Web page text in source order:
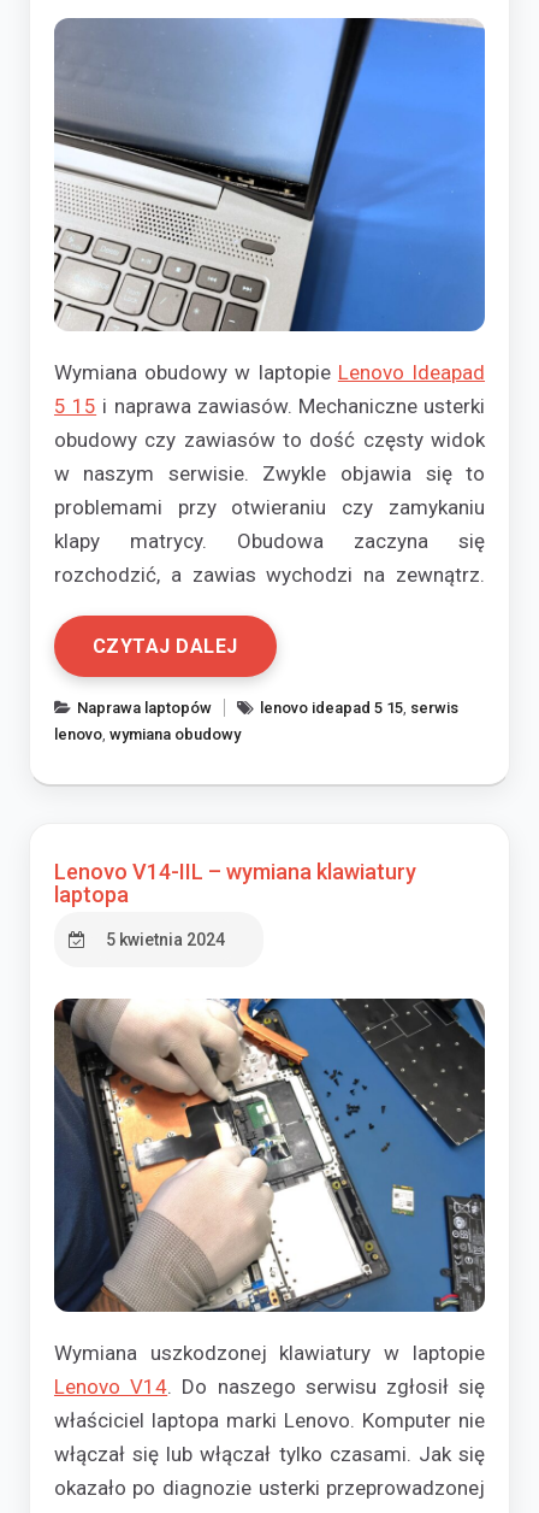
Wymiana obudowy w laptopie Lenovo Ideapad
5 15 i naprawa zawiasów. Mechaniczne usterki
obudowy czy zawiasów to dość częsty widok
w naszym serwisie. Zwykle objawia się to
problemami przy otwieraniu czy zamykaniu
klapy matrycy. Obudowa zaczyna się
rozchodzić, a zawias wychodzi na zewnątrz.
CZYTAJ DALEJ
Naprawa laptopów lenovo ideapad 5 15, serwis
lenovo, wymiana obudowy
Lenovo V14-IIL – wymiana klawiatury
laptopa
5 kwietnia 2024
Wymiana uszkodzonej klawiatury w laptopie
Lenovo V14. Do naszego serwisu zgłosił się
właściciel laptopa marki Lenovo. Komputer nie
włączał się lub włączał tylko czasami. Jak się
okazało po diagnozie usterki przeprowadzonej